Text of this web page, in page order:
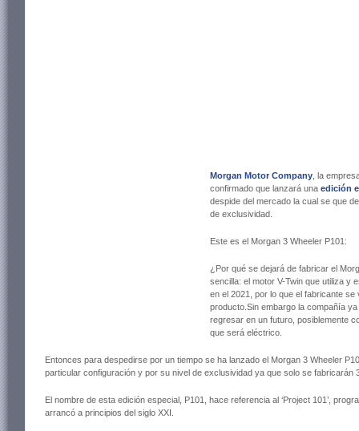
Morgan Motor Company , la
confirmado que lanzará una edición
despide del mercado la cual se que
de exclusividad.
Este es el Morgan 3 Wheeler P101:
¿Por qué se dejará de fabricar el
sencilla: el motor V-Twin que utiliza y
en el 2021, por lo que el fabricante
producto.Sin embargo la compañía
regresar en un futuro, posiblemente
que será eléctrico.
Entonces para despedirse por un tiempo se ha lanzado el Morgan 3 Wheeler
particular configuración y por su nivel de exclusividad ya que solo se fabricarán
El nombre de esta edición especial, P101, hace referencia al ‘Project 101’,
arrancó a principios del siglo XXI.